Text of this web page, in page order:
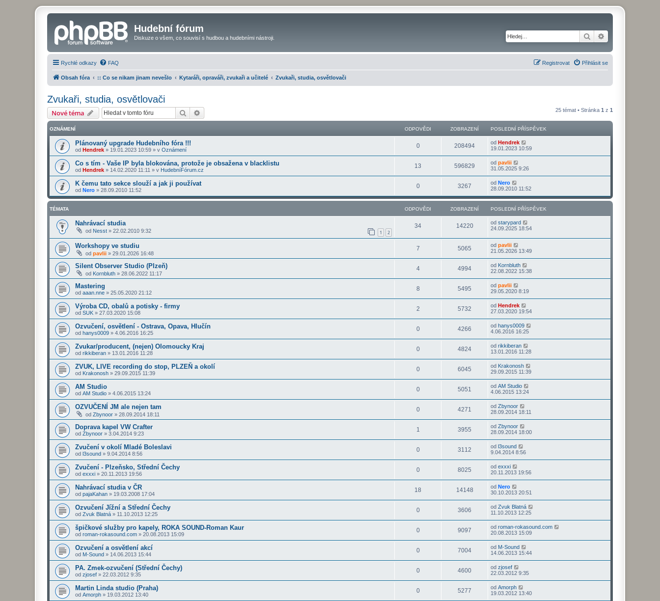
Hudební fórum
Diskuze o všem, co souvisí s hudbou a hudebními nástroji. Hledat
Rychlé odkazy FAQ Přihlásit se
Registrovat
Obsah fóra :: Co se nikam jinam nevešlo Kytaráři, opraváři, zvukaři a učitelé Zvukaři, studia, osvětlovači
Zvukaři, studia, osvětlovači
Nové téma Hledat 25 témat • Stránka 1 z 1
OZNÁMENÍ ODPOVĚDI ZOBRAZENÍ POSLEDNÍ PŘÍSPĚVEK
Plánovaný upgrade Hudebního fóra !!!
od Hendrek » 19.01.2023 10:59 » v Oznámení
0 208494 od Hendrek
19.01.2023 10:59
Co s tím - Vaše IP byla blokována, protože je obsažena v blacklistu
od Hendrek » 14.02.2020 11:11 » v HudebníFórum.cz
13 596829 od pavlii
31.05.2025 9:26
K čemu tato sekce slouží a jak ji používat
od Nero » 28.09.2010 11:52
0 3267 od Nero
28.09.2010 11:52
TÉMATA ODPOVĚDI ZOBRAZENÍ POSLEDNÍ PŘÍSPĚVEK
Nahrávací studia
od Nesst » 22.02.2010 9:32 1 2
34 14220 od starypard
24.09.2025 18:54
Workshopy ve studiu
od pavlii » 29.01.2026 16:48
7 5065 od pavlii
21.05.2026 13:49
Silent Observer Studio (Plzeň)
od Kornbluth » 28.06.2022 11:17
4 4994 od Kornbluth
22.08.2022 15:38
Mastering
od aaan.nne » 25.05.2020 21:12
8 5495 od pavlii
29.05.2020 8:19
Výroba CD, obalů a potisky - firmy
od SUK » 27.03.2020 15:08
2 5732 od Hendrek
27.03.2020 19:54
Ozvučení, osvětlení - Ostrava, Opava, Hlučín
od hanys0009 » 4.06.2016 16:25
0 4266 od hanys0009
4.06.2016 16:25
Zvukar/producent, (nejen) Olomoucky Kraj
od rikkiberan » 13.01.2016 11:28
0 4824 od rikkiberan
13.01.2016 11:28
ZVUK, LIVE recording do stop, PLZEŇ a okolí
od Krakonosh » 29.09.2015 11:39
0 6045 od Krakonosh
29.09.2015 11:39
AM Studio
od AM Studio » 4.06.2015 13:24
0 5051 od AM Studio
4.06.2015 13:24
OZVUČENÍ JM ale nejen tam
od Zbynoor » 28.09.2014 18:11
0 4271 od Zbynoor
28.09.2014 18:11
Doprava kapel VW Crafter
od Zbynoor » 3.04.2014 9:23
1 3955 od Zbynoor
28.09.2014 18:00
Zvučení v okolí Mladé Boleslavi
od l3sound » 9.04.2014 8:56
0 3112 od l3sound
9.04.2014 8:56
Zvučení - Plzeňsko, Střední Čechy
od exxxi » 20.11.2013 19:56
0 8025 od exxxi
20.11.2013 19:56
Nahrávací studia v ČR
od pajaKahan » 19.03.2008 17:04
18 14148 od Nero
30.10.2013 20:51
Ozvučení Jížní a Střední Čechy
od Zvuk Blatná » 11.10.2013 12:25
0 3606 od Zvuk Blatná
11.10.2013 12:25
špičkové služby pro kapely, ROKA SOUND-Roman Kaur
od roman-rokasound.com » 20.08.2013 15:09
0 9097 od roman-rokasound.com
20.08.2013 15:09
Ozvučení a osvětlení akcí
od M-Sound » 14.06.2013 15:44
0 7004 od M-Sound
14.06.2013 15:44
PA. Zmek-ozvučení (Střední Čechy)
od zjosef » 22.03.2012 9:35
0 4600 od zjosef
22.03.2012 9:35
Martin Linda studio (Praha)
od Amorph » 19.03.2012 13:40
0 5277 od Amorph
19.03.2012 13:40